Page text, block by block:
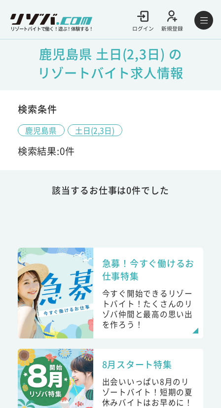
リゾートバイトで働く！遊ぶ！体験する！ ログイン 新規登録
鹿児島県 土日(2,3日) の
リゾートバイト求人情報
検索条件
鹿児島県 土日(2,3日)
検索結果:0件
該当するお仕事は0件でした
急募！今すぐ働けるお
仕事特集
今すぐ開始できるリゾー
トバイト！たくさんのリ
ゾバ仲間と最高の思い出
を作ろう！
8月スタート特集
出会いいっぱい8月のリ
ゾートバイト！短期の夏
休みバイトはお早めに！